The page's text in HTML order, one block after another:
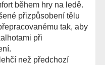
během hry na ledě.
přizpůsobení tělu
tak, aby
při
než předchozí